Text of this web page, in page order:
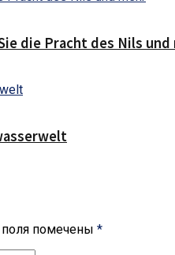
die Pracht des Nils und
помечены *